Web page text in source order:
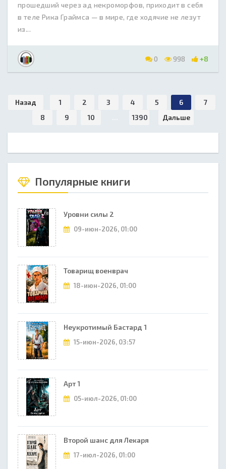
прошедший через ад некроморфов, приходит в себя
в теле Рика Граймса — в мире, где ходячие не лезут
из...
0 998 +8
Назад 1 2 3 4 5 6
7
8
9 10 1390 Дальше
Популярные книги
Уровни силы 2
09-июн-2026, 01:00
Товарищ военврач
18-июн-2026, 01:00
Неукротимый Бастард 1
15-июн-2026, 03:57
Арт 1
05-июл-2026, 01:00
Второй шанс для Лекаря
17-июл-2026, 01:00